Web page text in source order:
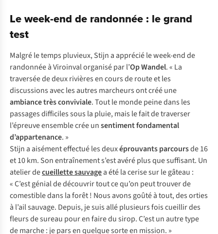
Le week-end de randonnée : le grand
test
Malgré le temps pluvieux, Stijn a apprécié le week-end de
randonnée à Viroinval organisé par l’Op Wandel. « La
traversée de deux rivières en cours de route et les
discussions avec les autres marcheurs ont créé une
ambiance très conviviale. Tout le monde peine dans les
passages difficiles sous la pluie, mais le fait de traverser
l’épreuve ensemble crée unsentiment fondamental
d’appartenance. »
Stijn a aisément effectué les deuxéprouvants parcoursde 16
et 10 km. Son entraînement s’est avéré plus que suffisant. Un
atelier decueillette sauvagea été la cerise sur le gâteau :
« C’est génial de découvrir tout ce qu’on peut trouver de
comestible dans la forêt ! Nous avons goûté à tout, des orties
à l’ail sauvage. Depuis, je suis allé plusieurs fois cueillir des
fleurs de sureau pour en faire du sirop. C’est un autre type
de marche : je pars en quelque sorte en mission. »